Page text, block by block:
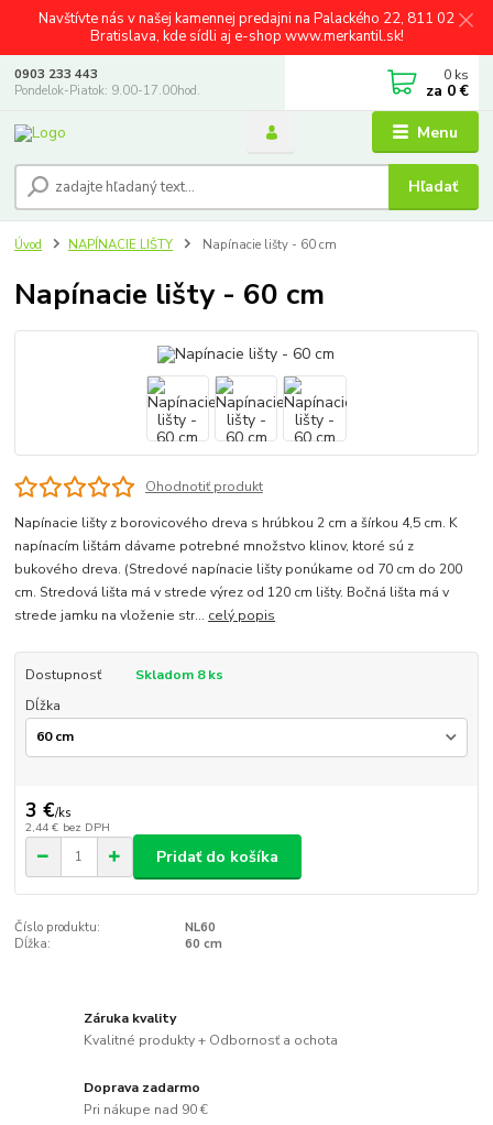
Navštívte nás v našej kamennej predajni na Palackého 22, 811 02
Bratislava, kde sídli aj e-shop www.merkantil.sk!
Menu
Hľadať
0903 233 443
Pondelok-Piatok: 9.00-17.00hod.
0 ks
za 0 €
Úvod NAPÍNACIE LIŠTY Napínacie lišty - 60 cm
Napínacie lišty - 60 cm
Ohodnotiť produkt
Napínacie lišty z borovicového dreva s hrúbkou 2 cm a šírkou 4,5 cm. K
napínacím lištám dávame potrebné množstvo klinov, ktoré sú z
bukového dreva. (Stredové napínacie lišty ponúkame od 70 cm do 200
cm. Stredová lišta má v strede výrez od 120 cm lišty. Bočná lišta má v
strede jamku na vloženie str... celý popis
Dostupnosť
Skladom 8 ks
Dĺžka
3 €/ks
2,44 € bez DPH
Pridať do košíka
Číslo produktu:
NL60
Dĺžka:
60 cm
Záruka kvality
Kvalitné produkty + Odbornosť a ochota
Doprava zadarmo
Pri nákupe nad 90 €